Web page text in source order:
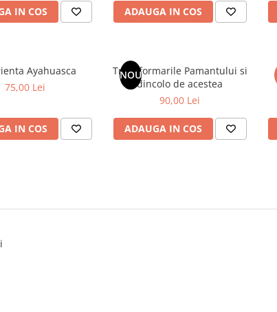
IN COS ADAUGA IN COS
Ayahuasca
75,00 Lei
IN COS
NOU
Transformarile Pamantului si
dincolo de acestea
90,00 Lei
ADAUGA IN COS